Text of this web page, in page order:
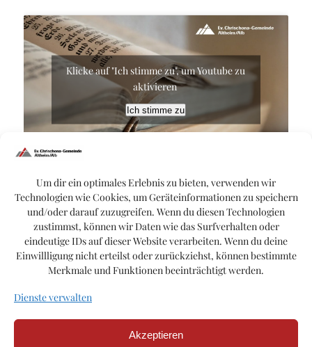
Um dir ein optimales Erlebnis zu bieten, verwenden wir
Technologien wie Cookies, um Geräteinformationen zu speichern
und/oder darauf zuzugreifen. Wenn du diesen Technologien
zustimmst, können wir Daten wie das Surfverhalten oder
eindeutige IDs auf dieser Website verarbeiten. Wenn du deine
Einwillligung nicht erteilst oder zurückziehst, können bestimmte
Merkmale und Funktionen beeinträchtigt werden.
Dienste verwalten
Akzeptieren
Klicke auf "Ich stimme zu", um Youtube zu
aktivieren
Ich stimme zu
Wieland Müller